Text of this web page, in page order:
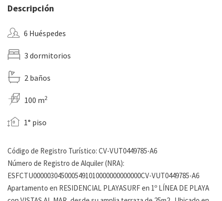
Descripción
6 Huéspedes
3 dormitorios
2 baños
100 m2
1° piso
Código de Registro Turístico: CV-VUT0449785-A6
Número de Registro de Alquiler (NRA):
ESFCTU0000030450005491010000000000000CV-VUT0449785-A6
Apartamento en RESIDENCIAL PLAYASURF en 1º LÍNEA DE PLAYA